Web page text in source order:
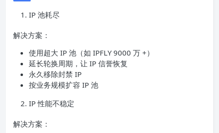
IP 池耗尽
解决方案：
使用超大 IP 池（如 IPFLY 9000 万 +）
延长轮换周期，让 IP 信誉恢复
永久移除封禁 IP
按业务规模扩容 IP 池
IP 性能不稳定
解决方案：